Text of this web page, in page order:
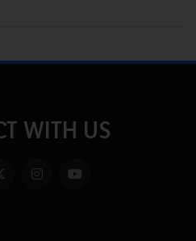
WITH US